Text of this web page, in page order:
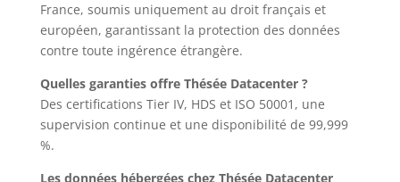
France, soumis uniquement au droit français et
européen, garantissant la protection des données
contre toute ingérence étrangère.
Quelles garanties offre Thésée Datacenter ?
Des certifications Tier IV, HDS et ISO 50001, une
supervision continue et une disponibilité de 99,999
%.
Les données hébergées chez Thésée Datacenter